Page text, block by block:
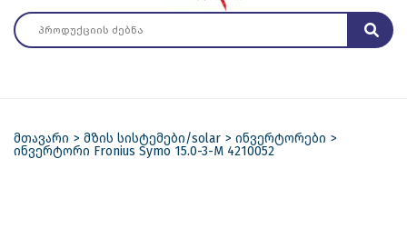
მთავარი მზის სისტემები/solar
ინვერტორები
ინვერტორი Fronius Symo 15.0-3-M 4210052